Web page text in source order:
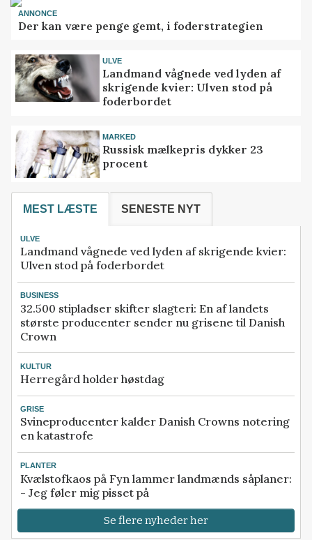
ANNONCE
Der kan være penge gemt, i foderstrategien
ULVE
Landmand vågnede ved lyden af
skrigende kvier: Ulven stod på
foderbordet
MARKED
Russisk mælkepris dykker 23
procent
MEST LÆSTE SENESTE NYT
ULVE
Landmand vågnede ved lyden af skrigende kvier:
Ulven stod på foderbordet
BUSINESS
32.500 stipladser skifter slagteri: En af landets
største producenter sender nu grisene til Danish
Crown
KULTUR
Herregård holder høstdag
GRISE
Svineproducenter kalder Danish Crowns notering
en katastrofe
PLANTER
Kvælstofkaos på Fyn lammer landmænds såplaner:
- Jeg føler mig pisset på
Se flere nyheder her